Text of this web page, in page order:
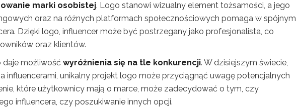
marki osobistej. Logo stanowi wizualny element tożsamości, a jego
oraz na różnych platformach społecznościowych pomaga w spójnym
Dzięki logo, influencer może być postrzegany jako profesjonalista, co
oraz klientów.
daje możliwość wyróżnienia się na tle konkurencji. W dzisiejszym świecie,
influencerami, unikalny projekt logo może przyciągnąć uwagę potencjalnych
które użytkownicy mają o marce, może zadecydować o tym, czy
influencera, czy poszukiwanie innych opcji.